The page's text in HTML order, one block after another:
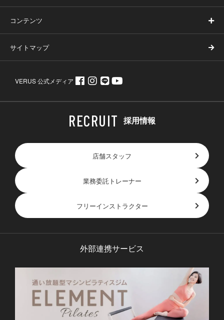
コンテンツ
サイトマップ
VERUS 公式メディア
採用情報
店舗スタッフ
業務委託トレーナー
フリーインストラクター
外部連携サービス